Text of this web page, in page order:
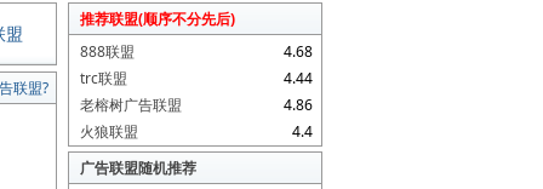
盟
联盟?
推荐联盟(顺序不分先后)
4.68
888联盟
4.44
trc联盟
4.86
老榕树广告联盟
4.4
火狼联盟
广告联盟随机推荐